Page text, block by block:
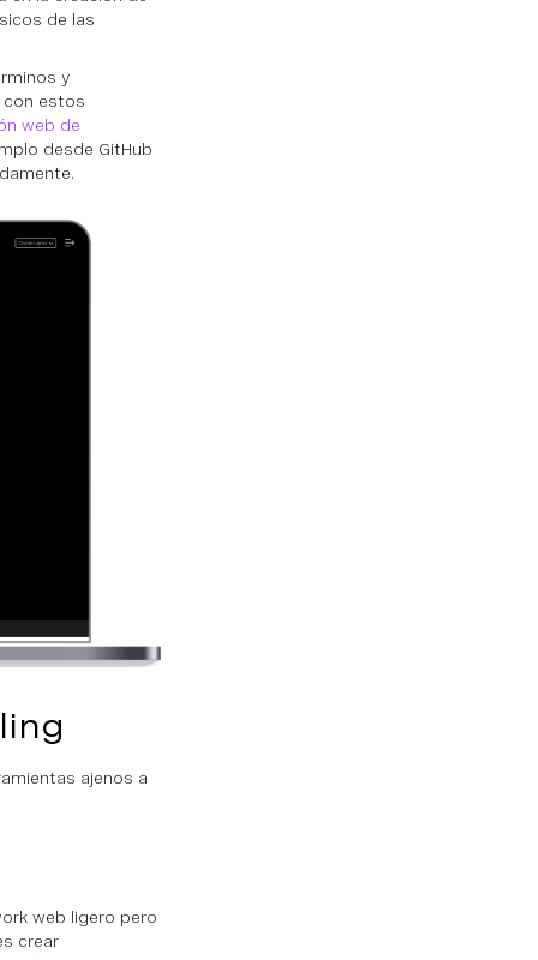
de las
y
con estos
web de
desde GitHub
ajenos a
web ligero pero
crear